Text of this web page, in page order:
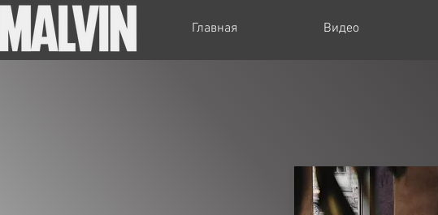
Главная Видео